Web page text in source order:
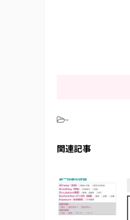
-
関連記事